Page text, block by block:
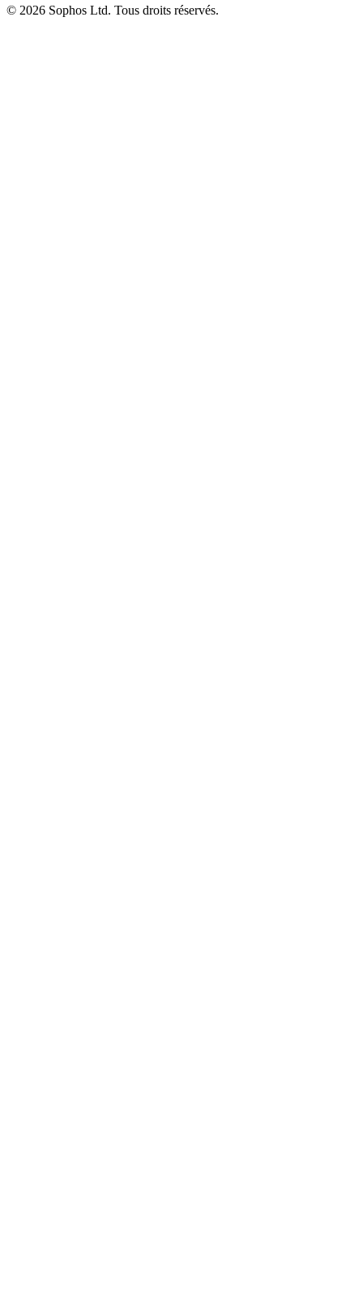
© 2026 Sophos Ltd. Tous droits réservés.